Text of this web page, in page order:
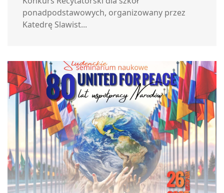
ponadpodstawowych, organizowany przez
Katedrę Slawist...